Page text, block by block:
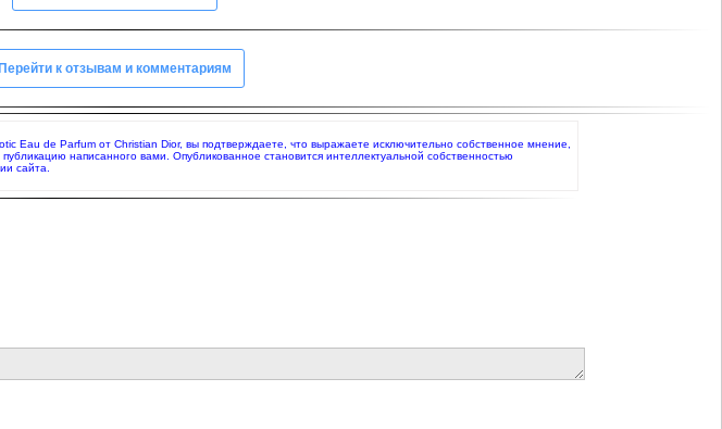
к отзывам и комментариям
Eau de Parfum от Christian Dior, вы подтверждаете, что выражаете исключительно собственное мнение,
написанного вами. Опубликованное становится интеллектуальной собственностью
сайта.